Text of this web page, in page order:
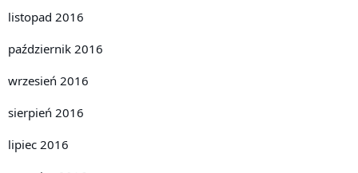
listopad 2016
październik 2016
wrzesień 2016
sierpień 2016
lipiec 2016